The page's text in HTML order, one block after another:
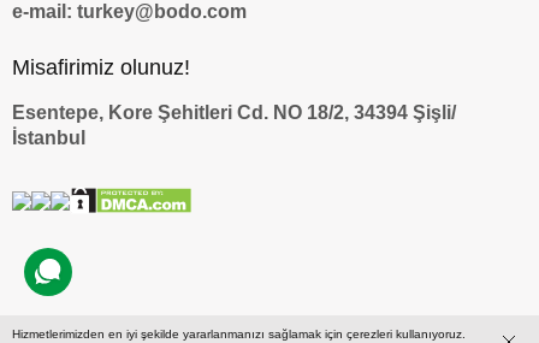
e-mail: turkey@bodo.com
Misafirimiz olunuz!
Esentepe, Kore Şehitleri Cd. NO 18/2, 34394 Şişli/
İstanbul
Hizmetlerimizden en iyi şekilde yararlanmanızı sağlamak için çerezleri kullanıyoruz.